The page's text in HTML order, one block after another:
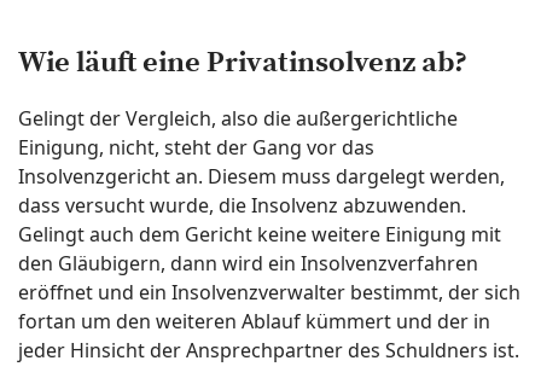
Wie läuft eine Privatinsolvenz ab?
Gelingt der Vergleich, also die außergerichtliche
Einigung, nicht, steht der Gang vor das
Insolvenzgericht an. Diesem muss dargelegt werden,
dass versucht wurde, die Insolvenz abzuwenden.
Gelingt auch dem Gericht keine weitere Einigung mit
den Gläubigern, dann wird ein Insolvenzverfahren
eröffnet und ein Insolvenzverwalter bestimmt, der sich
fortan um den weiteren Ablauf kümmert und der in
jeder Hinsicht der Ansprechpartner des Schuldners ist.